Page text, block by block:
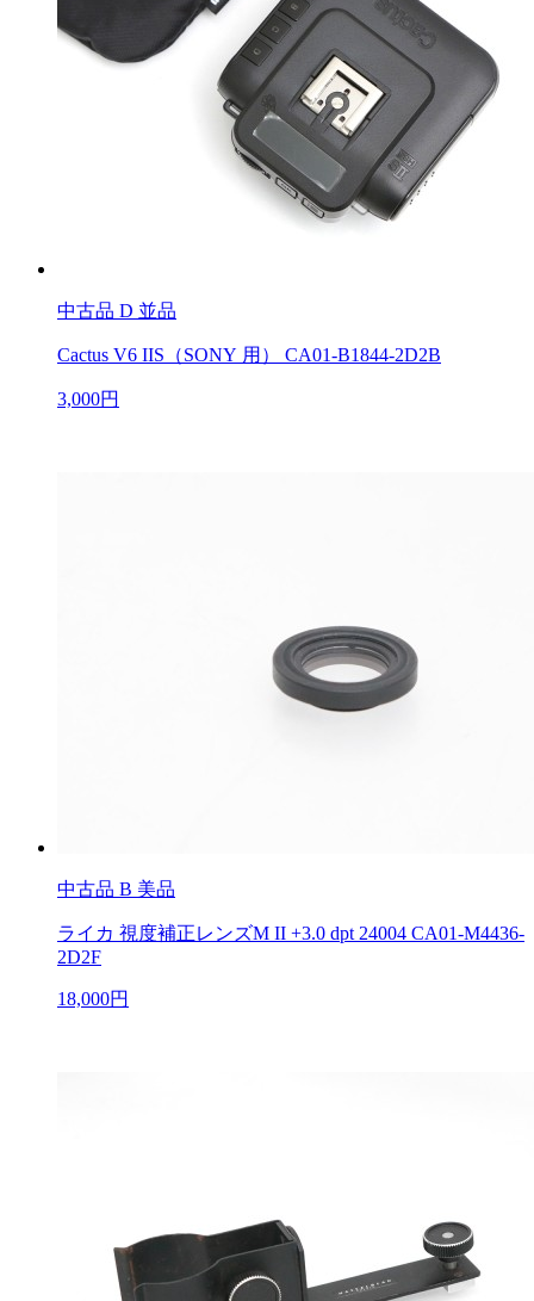
中古品 D 並品
Cactus V6 IIS（SONY 用） CA01-B1844-2D2B
3,000円
中古品 B 美品
ライカ 視度補正レンズM II +3.0 dpt 24004 CA01-M4436-
2D2F
18,000円